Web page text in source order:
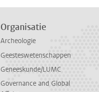
Organisatie
Archeologie
Geesteswetenschappen
Geneeskunde/LUMC
Governance and Global